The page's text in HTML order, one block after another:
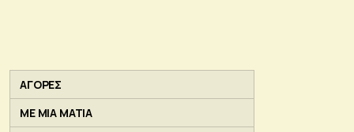
ΑΓΟΡΕΣ
ΜΕ ΜΙΑ ΜΑΤΙΑ